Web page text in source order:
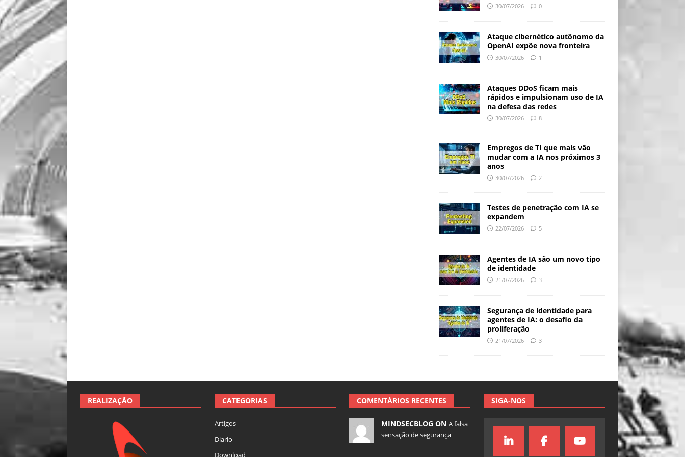
30/07/2026 0
Ataque cibernético autônomo da
OpenAI expõe nova fronteira
30/07/2026 1
Ataques DDoS ficam mais
rápidos e impulsionam uso de IA
na defesa das redes
30/07/2026 8
Empregos de TI que mais vão
mudar com a IA nos próximos 3
anos
30/07/2026 2
Testes de penetração com IA se
expandem
22/07/2026 5
Agentes de IA são um novo tipo
de identidade
21/07/2026 3
Segurança de identidade para
agentes de IA: o desafio da
proliferação
21/07/2026 3
REALIZAÇÃO CATEGORIAS
Artigos
Diario
Download
COMENTÁRIOS RECENTES
MINDSECBLOG ON A falsa
sensação de segurança
SIGA-NOS